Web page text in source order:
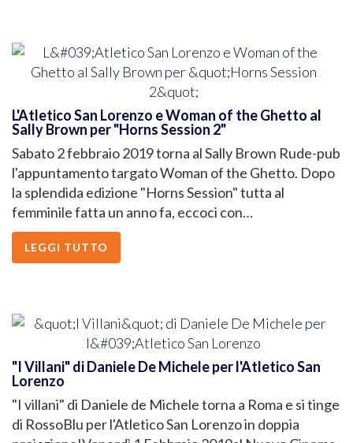
L'Atletico San Lorenzo e Woman of the Ghetto al
Sally Brown per "Horns Session 2"
Sabato 2 febbraio 2019 torna al Sally Brown Rude-pub
l'appuntamento targato Woman of the Ghetto. Dopo
la splendida edizione "Horns Session" tutta al
femminile fatta un anno fa, eccoci con…
LEGGI TUTTO
"I Villani" di Daniele De Michele per l'Atletico San
Lorenzo
"I villani" di Daniele de Michele torna a Roma e si tinge
di RossoBlu per l'Atletico San Lorenzo in doppia